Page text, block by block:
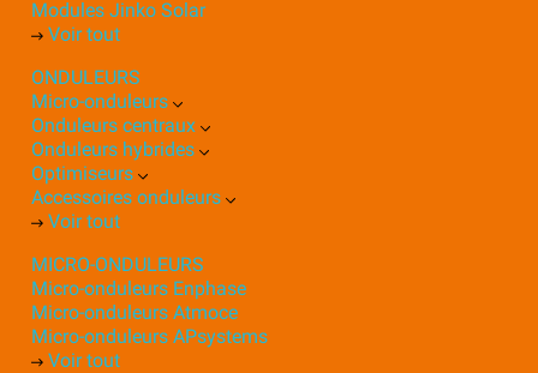
Modules Jinko Solar
Voir tout
ONDULEURS
Micro-onduleurs
Onduleurs centraux
Onduleurs hybrides
Optimiseurs
Accessoires onduleurs
Voir tout
MICRO-ONDULEURS
Micro-onduleurs Enphase
Micro-onduleurs Atmoce
Micro-onduleurs APsystems
Voir tout